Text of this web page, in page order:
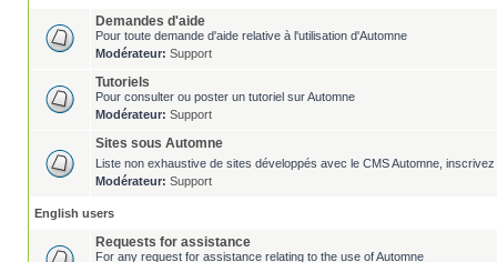
Demandes d'aide
Pour toute demande d'aide relative à l'utilisation d'Automne
Modérateur: Support
Tutoriels
Pour consulter ou poster un tutoriel sur Automne
Modérateur: Support
Sites sous Automne
Liste non exhaustive de sites développés avec le CMS Automne,
Modérateur: Support
English users
Requests for assistance
For any request for assistance relating to the use of Automne